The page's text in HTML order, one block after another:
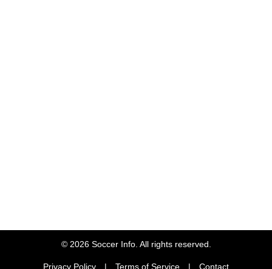
© 2026 Soccer Info. All rights reserved.
Privacy Policy | Terms of Service | Contact